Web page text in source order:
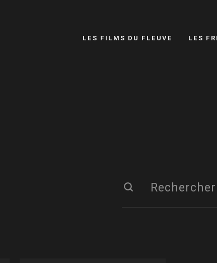
LES FILMS DU FLEUVE LES